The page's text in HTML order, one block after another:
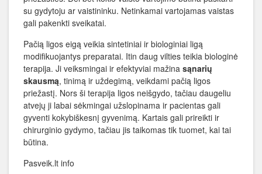
su gydytoju ar vaistininku. Netinkamai vartojamas vaistas
gali pakenkti sveikatai.
Pačią ligos eigą veikia sintetiniai ir biologiniai ligą
modifikuojantys preparatai. Itin daug vilties teikia biologinė
terapija. Ji veiksmingai ir efektyviai mažina sąnarių
skausmą, tinimą ir uždegimą, veikdami pačią ligos
priežastį. Nors ši terapija ligos neišgydo, tačiau daugeliu
atvejų ji labai sėkmingai užslopinama ir pacientas gali
gyventi kokybiškesnį gyvenimą. Kartais gali prireikti ir
chirurginio gydymo, tačiau jis taikomas tik tuomet, kai tai
būtina.
Pasveik.lt info